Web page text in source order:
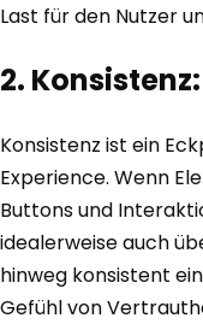
Last für den Nutzer
2.
Konsistenz ist ein
Experience. Wenn
Buttons und
idealerweise auch
hinweg konsistent
Gefühl von